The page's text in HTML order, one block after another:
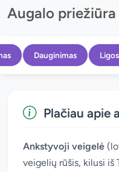
Augalo
Dauginimas
Plačiau apie
Ankstyvoji veigelė
veigelių rūšis, kilusi iš